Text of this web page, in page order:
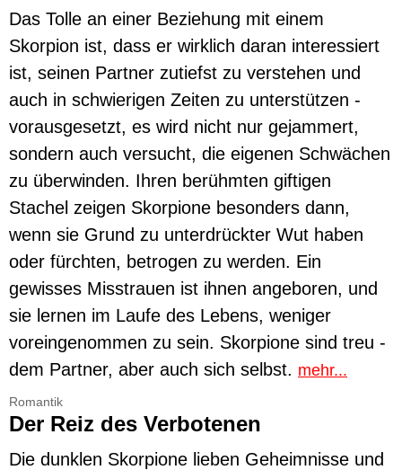
Das Tolle an einer Beziehung mit einem
Skorpion ist, dass er wirklich daran interessiert
ist, seinen Partner zutiefst zu verstehen und
auch in schwierigen Zeiten zu unterstützen -
vorausgesetzt, es wird nicht nur gejammert,
sondern auch versucht, die eigenen Schwächen
zu überwinden. Ihren berühmten giftigen
Stachel zeigen Skorpione besonders dann,
wenn sie Grund zu unterdrückter Wut haben
oder fürchten, betrogen zu werden. Ein
gewisses Misstrauen ist ihnen angeboren, und
sie lernen im Laufe des Lebens, weniger
voreingenommen zu sein. Skorpione sind treu -
dem Partner, aber auch sich selbst. mehr...
Romantik
Der Reiz des Verbotenen
Die dunklen Skorpione lieben Geheimnisse und